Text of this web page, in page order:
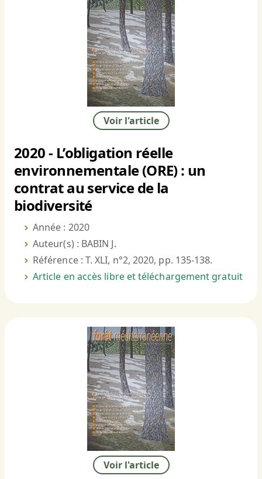
Voir l'article
2020 - L’obligation réelle
environnementale (ORE) : un
contrat au service de la
biodiversité
Année : 2020
Auteur(s) : BABIN J.
Référence : T. XLI, n°2, 2020, pp. 135-138.
Article en accès libre et téléchargement gratuit
Voir l'article